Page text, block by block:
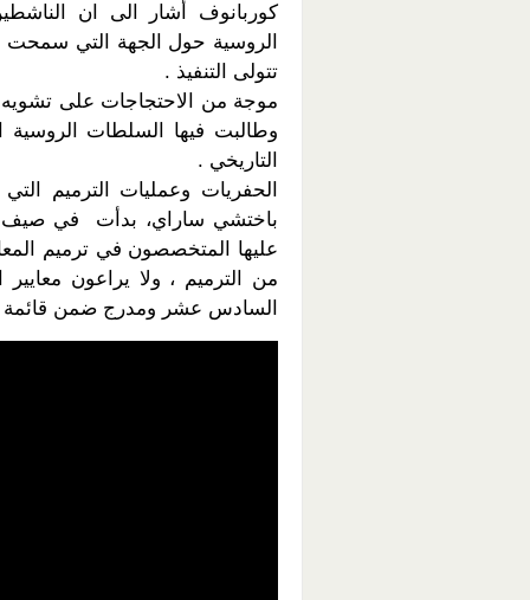
كوربانوف أشار الى ان
الروسية حول الجهة التي سمحت
تتولى التنفيذ .
موجة من الاحتجاجات على تشويه
وطالبت فيها السلطات
التاريخي .
الحفريات وعمليات الترميم
عليها المتخصصون في ترميم
من الترميم ، ولا يراعون معايير
السادس عشر ومدرج ضمن قائمة